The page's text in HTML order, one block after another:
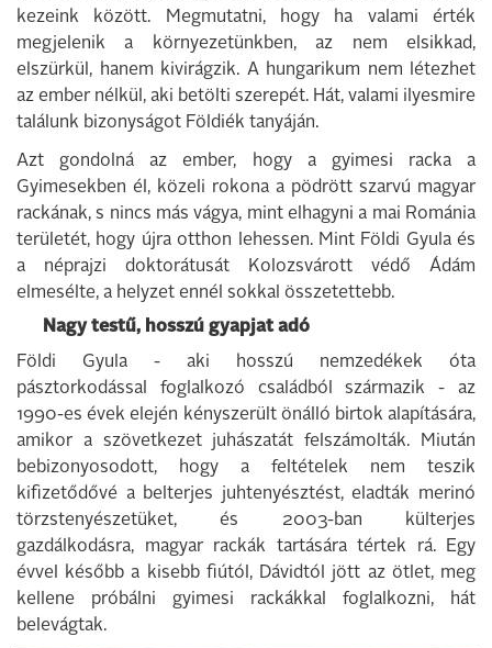
kezeink között. Megmutatni, hogy ha valami érték
megjelenik a környezetünkben, az nem elsikkad,
elszürkül, hanem kivirágzik. A hungarikum nem létezhet
az ember nélkül, aki betölti szerepét. Hát, valami ilyesmire
találunk bizonyságot Földiék tanyáján.
Azt gondolná az ember, hogy a gyimesi racka a
Gyimesekben él, közeli rokona a pödrött szarvú magyar
rackának, s nincs más vágya, mint elhagyni a mai Románia
területét, hogy újra otthon lehessen. Mint Földi Gyula és
a néprajzi doktorátusát Kolozsvárott védő Ádám
elmesélte, a helyzet ennél sokkal összetettebb.
Nagy testű, hosszú gyapjat adó
Földi Gyula - aki hosszú nemzedékek óta
pásztorkodással foglalkozó családból származik - az
1990-es évek elején kényszerült önálló birtok alapítására,
amikor a szövetkezet juhászatát felszámolták. Miután
bebizonyosodott, hogy a feltételek nem teszik
kifizetődővé a belterjes juhtenyésztést, eladták merinó
törzstenyészetüket, és 2003-ban külterjes
gazdálkodásra, magyar rackák tartására tértek rá. Egy
évvel később a kisebb fiútól, Dávidtól jött az ötlet, meg
kellene próbálni gyimesi rackákkal foglalkozni, hát
belevágtak.